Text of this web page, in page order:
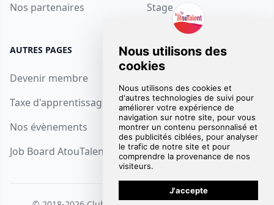
Nos partenaires
Stage
AUTRES PAGES
Devenir membre
Taxe d'apprentissage
Nos évènements
Job Board AtouTalent
SUPPORT
FAQ
Mentions Légales